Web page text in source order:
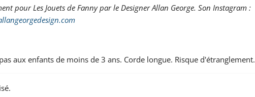
pour Les Jouets de Fanny par le Designer Allan George. Son Instagram :
aux enfants de moins de 3 ans. Corde longue. Risque d'étranglement.